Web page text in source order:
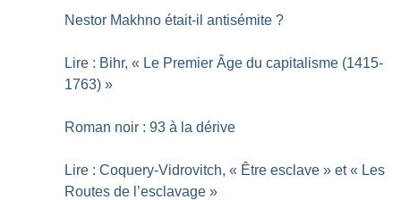
Nestor Makhno était-il antisémite ?
Lire : Bihr, « Le Premier Âge du capitalisme (1415-
1763) »
Roman noir : 93 à la dérive
Lire : Coquery-­Vidrovitch, « Être esclave » et « Les
Routes de l’esclavage »